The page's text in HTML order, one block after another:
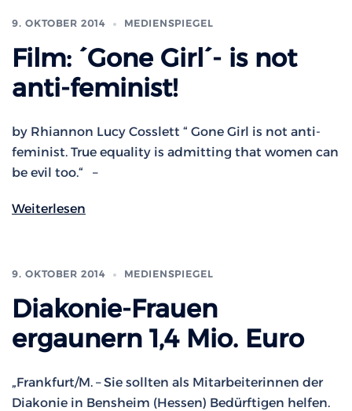
9. OKTOBER 2014 MEDIENSPIEGEL
Film: ´Gone Girl´- is not
anti-feminist!
by Rhiannon Lucy Cosslett “ Gone Girl is not anti-
feminist. True equality is admitting that women can
be evil too.“ –
Weiterlesen
9. OKTOBER 2014 MEDIENSPIEGEL
Diakonie-Frauen
ergaunern 1,4 Mio. Euro
„Frankfurt/M. – Sie sollten als Mitarbeiterinnen der
Diakonie in Bensheim (Hessen) Bedürftigen helfen.